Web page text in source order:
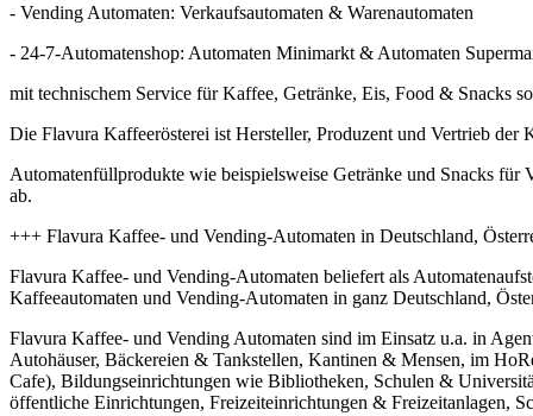
- Vending Automaten: Verkaufsautomaten & Warenautomaten
- 24-7-Automatenshop: Automaten Minimarkt & Automaten
mit technischem Service für Kaffee, Getränke, Eis, Food & Snacks
Die Flavura Kaffeerösterei ist Hersteller, Produzent und Vertrieb der
Automatenfüllprodukte wie beispielsweise Getränke und Snacks
ab.
+++ Flavura Kaffee- und Vending-Automaten in Deutschland,
Flavura Kaffee- und Vending-Automaten beliefert als
Kaffeeautomaten und Vending-Automaten in ganz Deutschland,
Flavura Kaffee- und Vending Automaten sind im Einsatz u.a. in
Autohäuser, Bäckereien & Tankstellen, Kantinen & Mensen, im
Cafe), Bildungseinrichtungen wie Bibliotheken, Schulen &
öffentliche Einrichtungen, Freizeiteinrichtungen & Freizeitanlagen,